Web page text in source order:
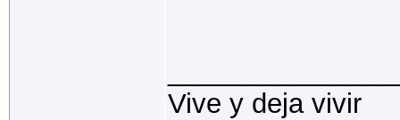
Vive y deja vivir